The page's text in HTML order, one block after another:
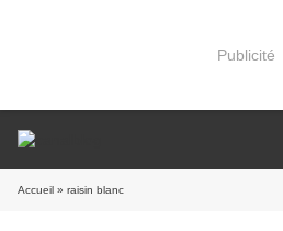
Publicité
Accueil » raisin blanc